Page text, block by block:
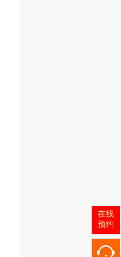
在线
预约